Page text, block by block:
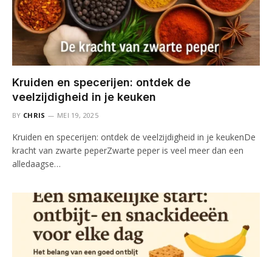
Kruiden en specerijen: ontdek de
veelzijdigheid in je keuken
BY CHRIS MEI 19, 2025
Kruiden en specerijen: ontdek de veelzijdigheid in je keukenDe
kracht van zwarte peperZwarte peper is veel meer dan een
alledaagse…